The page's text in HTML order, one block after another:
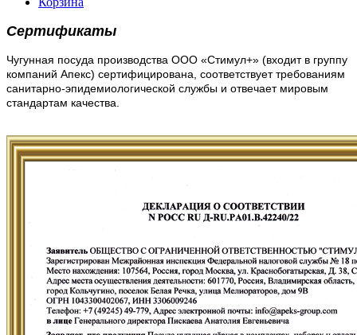
Сертификаты
Чугунная посуда производства ООО «Стимул+» (входит в группу
компаний Апекс) сертифицирована, соответствует требованиям
санитарно-эпидемиологической службы и отвечает мировым
стандартам качества.